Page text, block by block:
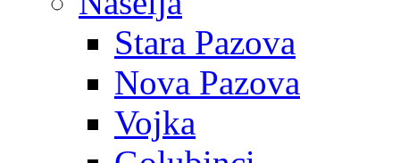
Stara Pazova
Nova Pazova
Vojka